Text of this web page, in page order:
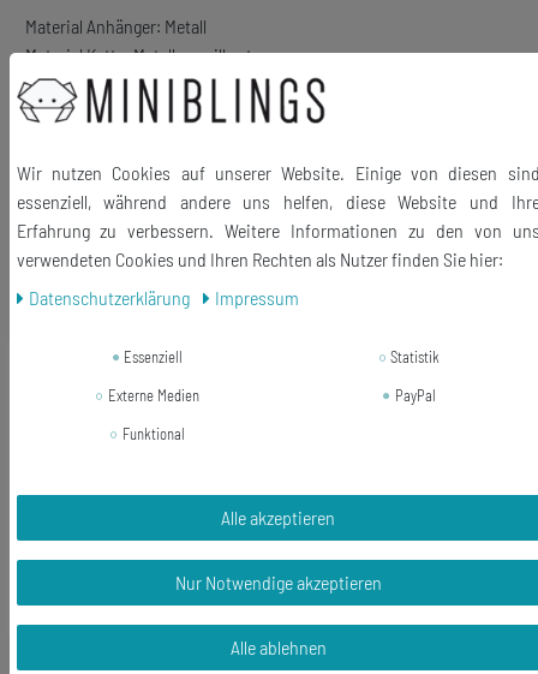
Material Anhänger: Metall
Material Kette: Metall, versilbert
Größe des Anhängers: 33mm
Kettenlänge: 60cm
Ähnliche Artikel
Artischocken Ohrringe Miniblings
Hänger Koch Köchin Gemüse
Artischocke 3D grün
20,51 € *
Paar
*inkl. ges. MwSt.zzgl.Versandkosten
Wir nutzen Cookies auf unserer Website. Einige von diesen
essenziell, während andere uns helfen, diese Website und
Erfahrung zu verbessern. Weitere Informationen zu den von
verwendeten Cookies und Ihren Rechten als Nutzer finden Sie hier:
Daten­schutz­erklärung
Impressum
Essenziell
Statistik
Externe Medien
PayPal
Funktional
Alle akzeptieren
Nur Notwendige akzeptieren
Alle ablehnen